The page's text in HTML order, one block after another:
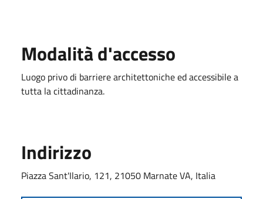
Modalità d'accesso
Luogo privo di barriere architettoniche ed accessibile a
tutta la cittadinanza.
Indirizzo
Piazza Sant'Ilario, 121, 21050 Marnate VA, Italia